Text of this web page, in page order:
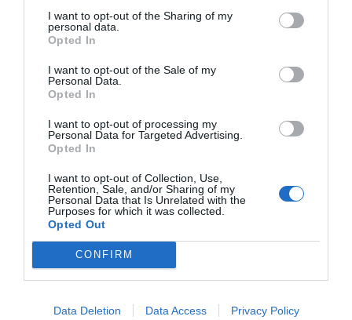
I want to opt-out of the Sharing of my
personal data.
Opted In
I want to opt-out of the Sale of my
Personal Data.
Opted In
I want to opt-out of processing my
Personal Data for Targeted Advertising.
Opted In
I want to opt-out of Collection, Use,
Retention, Sale, and/or Sharing of my
Personal Data that Is Unrelated with the
Purposes for which it was collected.
Opted Out
CONFIRM
Data Deletion Data Access Privacy Policy
Agosto 2011
Famiglia con figli piccoli
7.8/10
dettagli
Argentina
Agosto 2011
Famiglia con figli grandi
8.4 /10
Es un hotel para alojarse en tránsito ya que está ubicado muy bien en
relación a la autostrada pero muy mal en relación a centros poblados. Las
instalaciones son excelentes, de primer nivel. Habitación amplia y
confortable. El baño está excelentemente instalado. El desayuno es bueno
Es un muy buen hotel.